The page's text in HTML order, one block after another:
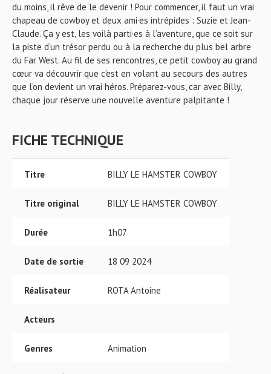
du moins, il rêve de le devenir ! Pour commencer, il faut un vrai
chapeau de cowboy et deux ami·es intrépides : Suzie et Jean-
Claude. Ça y est, les voilà parti·es à l’aventure, que ce soit sur
la piste d’un trésor perdu ou à la recherche du plus bel arbre
du Far West. Au fil de ses rencontres, ce petit cowboy au grand
cœur va découvrir que c’est en volant au secours des autres
que l’on devient un vrai héros. Préparez-vous, car avec Billy,
chaque jour réserve une nouvelle aventure palpitante !
FICHE TECHNIQUE
Titre BILLY LE HAMSTER COWBOY
Titre original BILLY LE HAMSTER COWBOY
Durée 1h07
Date de sortie 18 09 2024
Réalisateur ROTA Antoine
Acteurs
Genres Animation